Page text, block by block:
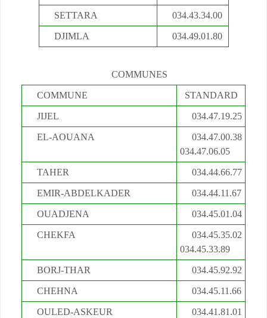
SETTARA 034.43.34.00
DJIMLA 034.49.01.80
COMMUNES
COMMUNE STANDARD
JIJEL 034.47.19.25
EL-AOUANA
034.47.00.38
034.47.06.05
TAHER 034.44.66.77
EMIR-ABDELKADER 034.44.11.67
OUADJENA 034.45.01.04
CHEKFA
034.45.35.02
034.45.33.89
BORJ-THAR 034.45.92.92
CHEHNA 034.45.11.66
OULED-ASKEUR 034.41.81.01